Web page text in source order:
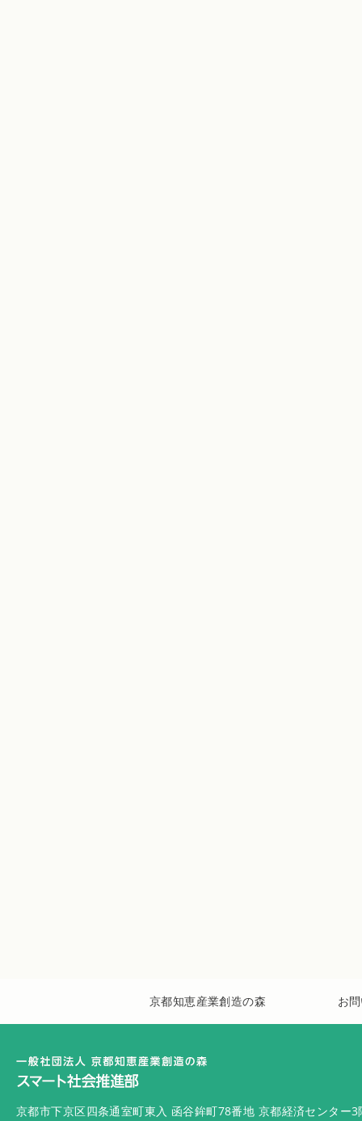
京都知恵産業創造の森 お
京都市下京区四条通室町東入 函谷鉾町78番地 京都経済センター3